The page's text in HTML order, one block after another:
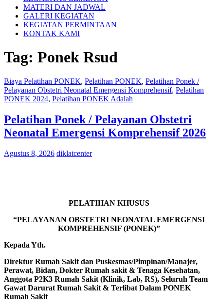
MATERI DAN JADWAL
GALERI KEGIATAN
KEGIATAN PERMINTAAN
KONTAK KAMI
Tag: Ponek Rsud
Biaya Pelatihan PONEK, Pelatihan PONEK, Pelatihan Ponek /
Pelayanan Obstetri Neonatal Emergensi Komprehensif, Pelatihan
PONEK 2024, Pelatihan PONEK Adalah
Pelatihan Ponek / Pelayanan Obstetri
Neonatal Emergensi Komprehensif 2026
Agustus 8, 2026 diklatcenter
PELATIHAN KHUSUS
“PELAYANAN OBSTETRI NEONATAL EMERGENSI
KOMPREHENSIF (PONEK)”
Kepada Yth.
Direktur Rumah Sakit dan Puskesmas/Pimpinan/Manajer,
Perawat, Bidan, Dokter Rumah sakit & Tenaga Kesehatan,
Anggota P2K3 Rumah Sakit (Klinik, Lab, RS), Seluruh Team
Gawat Darurat Rumah Sakit & Terlibat Dalam PONEK
Rumah Sakit